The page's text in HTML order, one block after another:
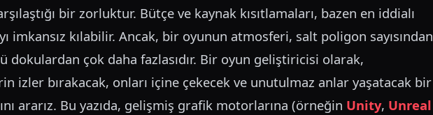
bir zorluktur. Bütçe ve kaynak kısıtlamaları, bazen en iddialı
imkansız kılabilir. Ancak, bir oyunun atmosferi, salt poligon sayısından
dokulardan çok daha fazlasıdır. Bir oyun geliştiricisi olarak,
izler bırakacak, onları içine çekecek ve unutulmaz anlar yaşatacak bir
ararız. Bu yazıda, gelişmiş grafik motorlarına (örneğin Unity, Unreal